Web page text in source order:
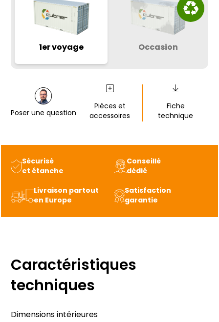
Sécurisé
et étanche
Conseillé
dédié
Livraison partout
en Europe
Satisfaction
garantie
Caractéristiques
techniques
Dimensions intérieures
1er voyage Occasion
Poser une question
Pièces et
accessoires
Fiche
technique